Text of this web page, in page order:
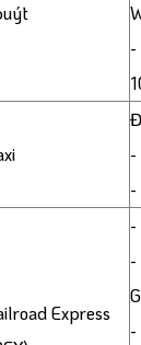
-
-
Express
-
-
-